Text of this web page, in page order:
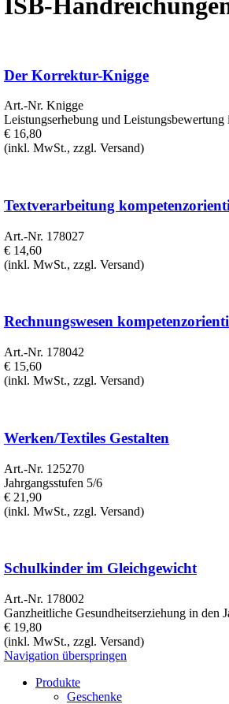
ISB-
Der Korrektur-Knigge
Art.-Nr. Knigge
Leistungserhebung und
€ 16,80
(inkl. MwSt., zzgl. Versand)
Textverarbeitung
Art.-Nr. 178027
€ 14,60
(inkl. MwSt., zzgl. Versand)
Rechnungswesen
Art.-Nr. 178042
€ 15,60
(inkl. MwSt., zzgl. Versand)
Werken/Textiles Gestalten
Art.-Nr. 125270
Jahrgangsstufen 5/6
€ 21,90
(inkl. MwSt., zzgl. Versand)
Schulkinder im Gleichgewicht
Art.-Nr. 178002
Ganzheitliche Gesundheitserziehung in den
€ 19,80
(inkl. MwSt., zzgl. Versand)
Navigation überspringen
Produkte
Geschenke